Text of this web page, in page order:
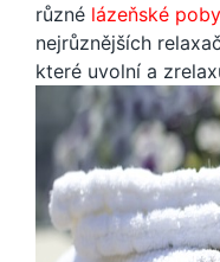
různé lázeňské
nejrůznějších
které uvolní a